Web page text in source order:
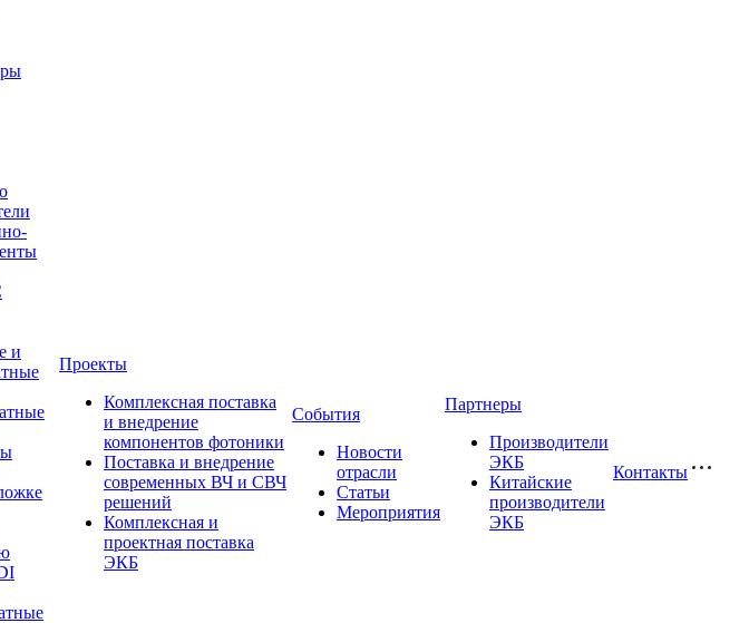
и
Проекты
Комплексная поставка
и внедрение
компонентов фотоники
Поставка и внедрение
современных ВЧ и СВЧ
решений
Комплексная и
проектная поставка
ЭКБ
События
Новости
отрасли
Статьи
Мероприятия
Партнеры
Производители
ЭКБ
Китайские
производители
ЭКБ
Контакты